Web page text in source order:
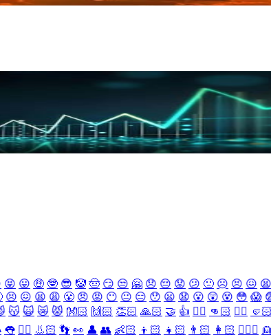
😝 😛 🤑 🤓 😎 🤡 🤠 😏 😒 🤗 😞 😔 😟 😕 🙁 ☹️ 😣 😖 😫
😣 😖 😫 😩 😤 😠 😡 😶 😐 😑 😯 😦 😧 😮 😲 😵 😳 😱
😽 🙀 😿 😾 👐🏻 🙌🏻 👏🏻 🙏🏻 🤝 👍 👎🏻 👊🏻 ✊🏻 🤛🏻
👅 👂🏻 👃🏻 👣 👀 👤 👥 👶🏻 👦🏻 👧🏻 👨🏻 👩🏻 👱🏻‍♀️